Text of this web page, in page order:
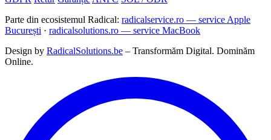
Parte din ecosistemul Radical: radicalservice.ro — service Apple
București · radicalsolutions.ro — service MacBook
Design by RadicalSolutions.be – Transformăm Digital. Dominăm
Online.